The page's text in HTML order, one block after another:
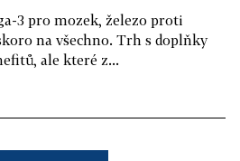
3 pro mozek, železo proti
na všechno. Trh s doplňky
ale které z...